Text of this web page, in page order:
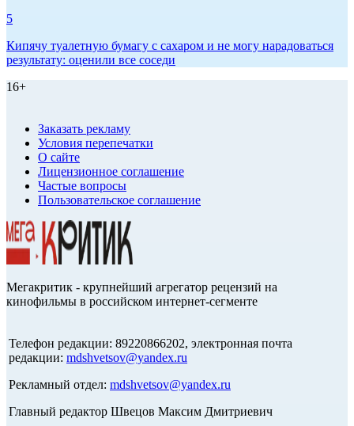
5
Кипячу туалетную бумагу с сахаром и не могу нарадоваться
результату: оценили все соседи
16+
Заказать рекламу
Условия перепечатки
О сайте
Лицензионное соглашение
Частые вопросы
Пользовательское соглашение
Мегакритик - крупнейший агрегатор рецензий на
кинофильмы в российском интернет-сегменте
Телефон редакции: 89220866202, электронная почта
редакции: mdshvetsov@yandex.ru
Рекламный отдел: mdshvetsov@yandex.ru
Главный редактор Швецов Максим Дмитриевич